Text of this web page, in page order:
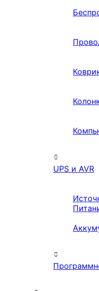
UPS и AVR